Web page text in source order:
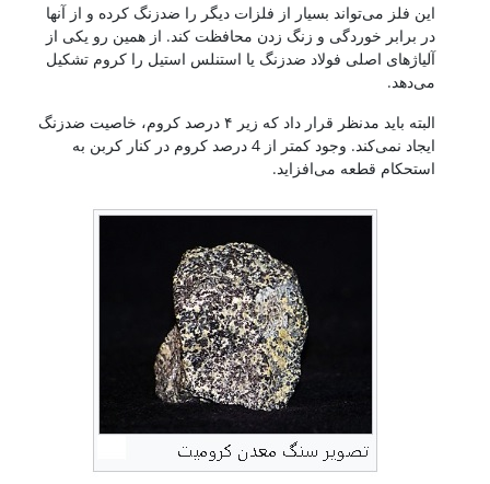
این فلز می‌تواند بسیار از فلزات دیگر را ضدزنگ کرده و از آنها
در برابر خوردگی و زنگ زدن محافظت کند. از همین رو یکی از
آلیاژهای اصلی فولاد ضدزنگ یا استنلس استیل را کروم تشکیل
می‌دهد.
البته باید مدنظر قرار داد که زیر ۴ درصد کروم، خاصیت ضدزنگ
ایجاد نمی‌کند. وجود کمتر از 4 درصد کروم در کنار کربن به
استحکام قطعه می‌افزاید.